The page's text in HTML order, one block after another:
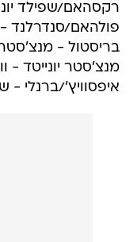
רקסהאם/שפילד
פולהאם/סנדרלנד -
בריסטול - מנצ'סטר
מנצ'סטר יונייטד -
איפסוויץ'/ברנלי -